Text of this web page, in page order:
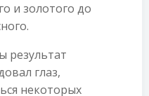
и золотого до
результат
глаз,
некоторых